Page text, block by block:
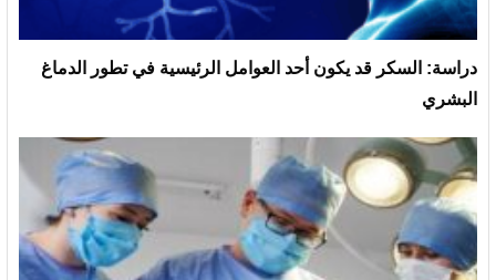
دراسة: السكر قد يكون أحد العوامل الرئيسية في تطور الدماغ
البشري